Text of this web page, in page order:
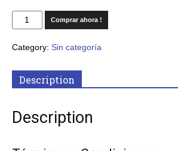
Comprar ahora !
Category: Sin categoría
Description
Description